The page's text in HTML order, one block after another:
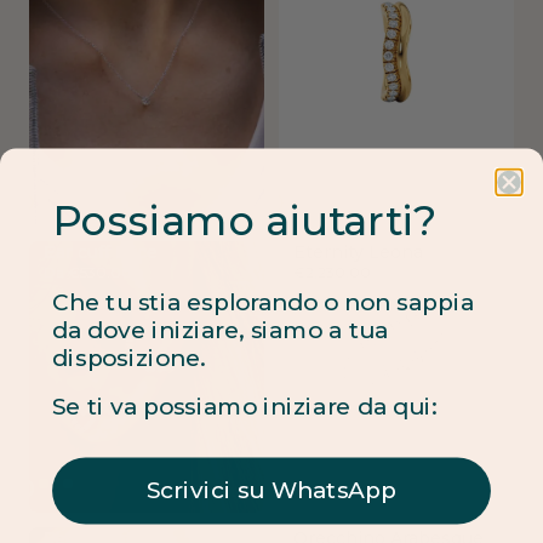
Possiamo aiutarti?
Che tu stia esplorando o non sappia
da dove iniziare, siamo a tua
disposizione.
Se ti va possiamo iniziare da qui:
Scrivici su WhatsApp